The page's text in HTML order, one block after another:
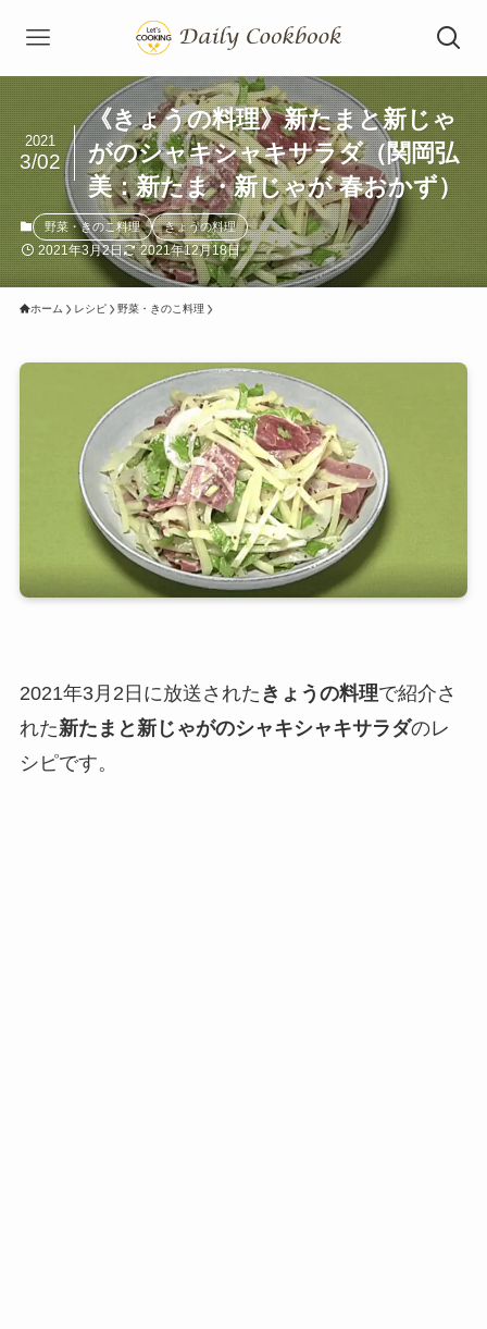
《きょうの料理》新たまと新じゃ
がのシャキシャキサラダ（関岡弘
美：新たま・新じゃが 春おかず）
2021
3/02
野菜・きのこ料理 きょうの料理
2021年3月2日 2021年12月18日
ホーム レシピ 野菜・きのこ料理
2021年3月2日に放送された きょうの料理で紹介さ
れた新たまと新じゃがのシャキシャキサラダのレ
シピです。